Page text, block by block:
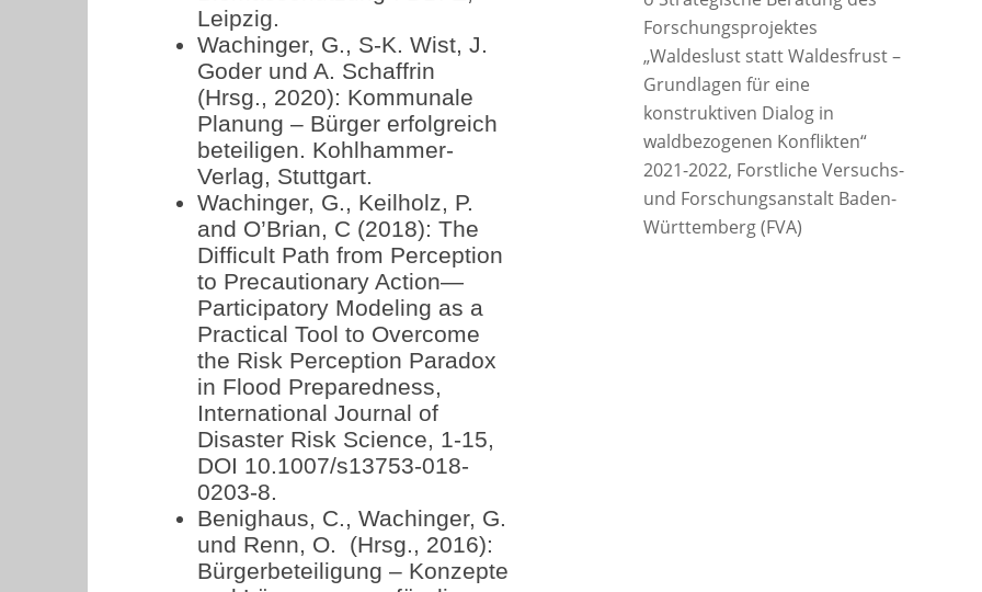
Leipzig.
Wachinger, G., S-K. Wist, J.
Goder und A. Schaffrin
(Hrsg., 2020): Kommunale
Planung – Bürger erfolgreich
beteiligen. Kohlhammer-
Verlag, Stuttgart.
Wachinger, G., Keilholz, P.
and O’Brian, C (2018): The
Difficult Path from Perception
to Precautionary Action—
Participatory Modeling as a
Practical Tool to Overcome
the Risk Perception Paradox
in Flood Preparedness,
International Journal of
Disaster Risk Science, 1-15,
DOI 10.1007/s13753-018-
0203-8.
Benighaus, C., Wachinger, G.
und Renn, O. (Hrsg., 2016):
Bürgerbeteiligung – Konzepte
Forschungsprojektes
„Waldeslust statt Waldesfrust –
Grundlagen für eine
konstruktiven Dialog in
waldbezogenen Konflikten“
2021-2022, Forstliche Versuchs-
und Forschungsanstalt Baden-
Württemberg (FVA)